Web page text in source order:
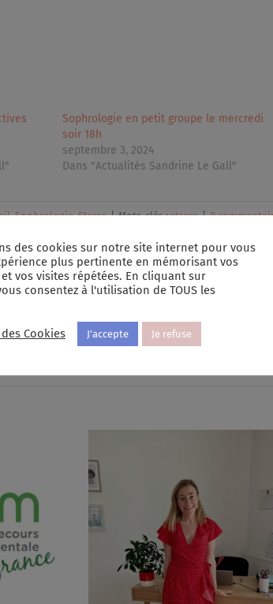
Sophrologie en petit groupe le mercredi
soir 18h
septembre 3, 2024
Dans "Actualités Sandrine Le Gall"
,Sophrologie,Stress | Mots-clés :stress | 0
des cookies sur notre site internet pour vous
plus pertinente en mémorisant vos
vos visites répétées. En cliquant sur
consentez à l'utilisation de TOUS les
Cookies J'accepte Je refuse